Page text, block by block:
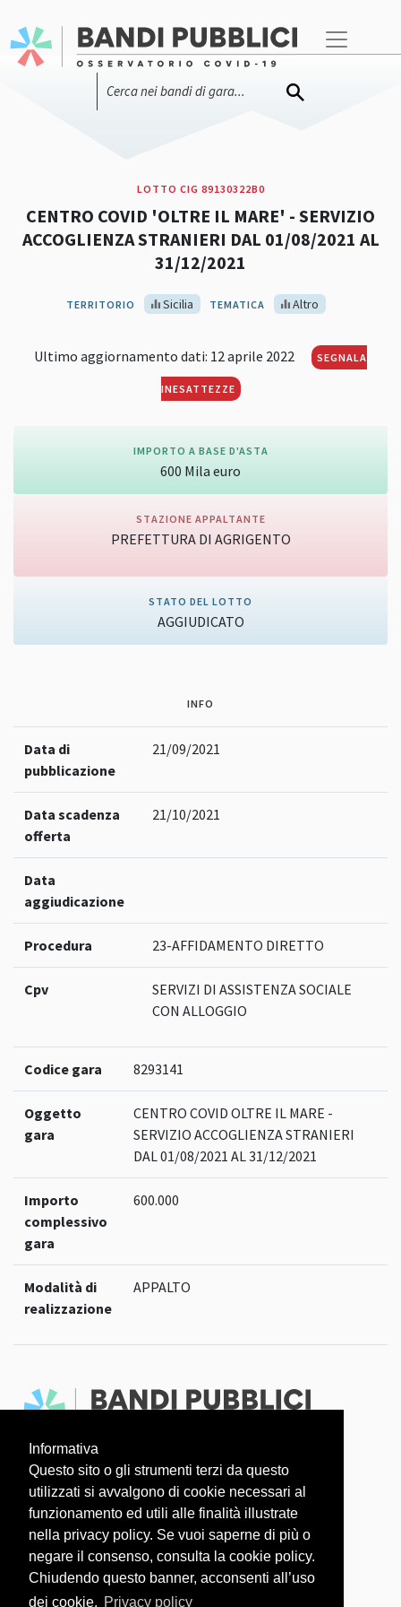
Informativa
Questo sito o gli strumenti terzi da questo
utilizzati si avvalgono di cookie necessari al
funzionamento ed utili alle finalità illustrate
nella privacy policy. Se vuoi saperne di più o
negare il consenso, consulta la cookie policy.
Chiudendo questo banner, acconsenti all’uso
dei cookie. Privacy policy
LOTTO CIG 89130322B0
CENTRO COVID 'OLTRE IL MARE' - SERVIZIO
ACCOGLIENZA STRANIERI DAL 01/08/2021 AL
31/12/2021
TERRITORIO Sicilia TEMATICA Altro
Ultimo aggiornamento dati: 12 aprile 2022 SEGNALA
INESATTEZZE
IMPORTO A BASE D'ASTA
600 Mila euro
STAZIONE APPALTANTE
PREFETTURA DI AGRIGENTO
STATO DEL LOTTO
AGGIUDICATO
INFO
Data di
pubblicazione
21/09/2021
Data scadenza
offerta
21/10/2021
Data
aggiudicazione
Procedura 23-AFFIDAMENTO DIRETTO
Cpv
SERVIZI DI ASSISTENZA SOCIALE
CON ALLOGGIO
Codice gara 8293141
Oggetto
gara
CENTRO COVID OLTRE IL MARE -
SERVIZIO ACCOGLIENZA STRANIERI
DAL 01/08/2021 AL 31/12/2021
Importo
complessivo
gara
600.000
Modalità di
realizzazione
APPALTO
Faq Dati aperti
L'OSSERVATORIO COVID-19 È UN PROGETTO